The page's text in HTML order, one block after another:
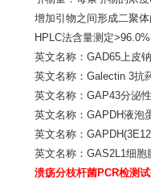
增加引物之间形成二聚
HPLC法含量测定
英文名称：GAD65上皮
英文名称：Galectin 3抗
英文名称：GAP43分泌
英文名称：GAPDH液泡
英文名称：
英文名称：GAS2L1细
溃疡分枝杆菌PCR检测